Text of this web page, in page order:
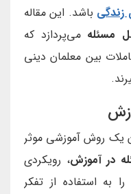
زندگی باشد. این مقاله
مسئله می‌پردازد که
بین معلمان دینی
یک روش‌ آموزشی موثر
در آموزش، رویکردی
به استفاده از تفکر